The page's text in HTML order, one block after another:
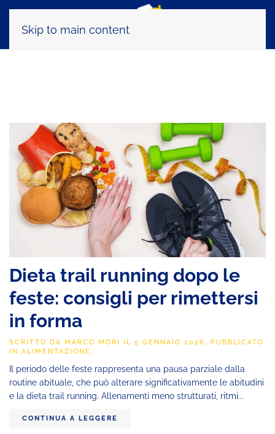
Skip to main content
Dieta trail running dopo le
feste: consigli per rimettersi
in forma
SCRITTO DA MARCO MORI IL 5 GENNAIO 2026. PUBBLICATO
IN ALIMENTAZIONE.
Il periodo delle feste rappresenta una pausa parziale dalla
routine abituale, che può alterare significativamente le abitudini
e la dieta trail running. Allenamenti meno strutturati, ritmi...
CONTINUA A LEGGERE